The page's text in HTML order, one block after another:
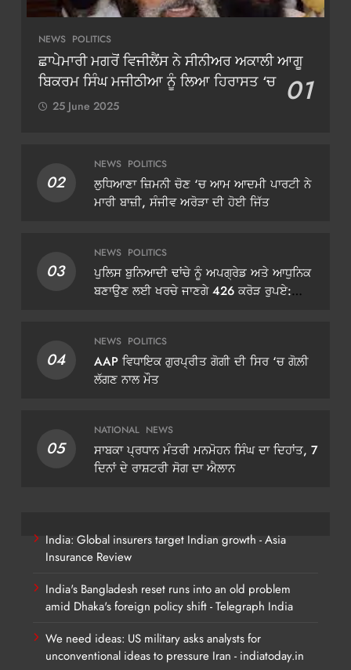
NEWS POLITICS
ਛਾਪੇਮਾਰੀ ਮਗਰੋਂ ਵਿਜੀਲੈਂਸ ਨੇ ਸੀਨੀਅਰ ਅਕਾਲੀ ਆਗੂ
ਬਿਕਰਮ ਸਿੰਘ ਮਜੀਠੀਆ ਨੂੰ ਲਿਆ ਹਿਰਾਸਤ ‘ਚ 01
25 June 2025
02
NEWS POLITICS
ਲੁਧਿਆਣਾ ਜ਼ਿਮਨੀ ਚੋਣ ‘ਚ ਆਮ ਆਦਮੀ ਪਾਰਟੀ ਨੇ
ਮਾਰੀ ਬਾਜ਼ੀ, ਸੰਜੀਵ ਅਰੋੜਾ ਦੀ ਹੋਈ ਜਿੱਤ
03
NEWS POLITICS
ਪੁਲਿਸ ਬੁਨਿਆਦੀ ਢਾਂਚੇ ਨੂੰ ਅਪਗ੍ਰੇਡ ਅਤੇ ਆਧੁਨਿਕ
ਬਣਾਉਣ ਲਈ ਖਰਚੇ ਜਾਣਗੇ 426 ਕਰੋੜ ਰੁਪਏ:
04
NEWS POLITICS
AAP ਵਿਧਾਇਕ ਗੁਰਪ੍ਰੀਤ ਗੋਗੀ ਦੀ ਸਿਰ ‘ਚ ਗੋਲ਼ੀ
ਲੱਗਣ ਨਾਲ ਮੌਤ
05
NATIONAL NEWS
ਸਾਬਕਾ ਪ੍ਰਧਾਨ ਮੰਤਰੀ ਮਨਮੋਹਨ ਸਿੰਘ ਦਾ ਦਿਹਾਂਤ, 7
ਦਿਨਾਂ ਦੇ ਰਾਸ਼ਟਰੀ ਸੋਗ ਦਾ ਐਲਾਨ
India: Global insurers target Indian growth - Asia
Insurance Review
India's Bangladesh reset runs into an old problem
amid Dhaka's foreign policy shift - Telegraph India
We need ideas: US military asks analysts for
unconventional ideas to pressure Iran - indiatoday.in